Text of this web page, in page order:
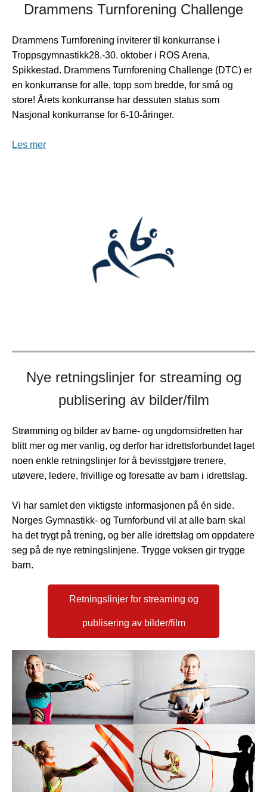
Drammens Turnforening Challenge
Drammens Turnforening inviterer til konkurranse i
Troppsgymnastikk28.-30. oktober i ROS Arena,
Spikkestad. Drammens Turnforening Challenge (DTC) er
en konkurranse for alle, topp som bredde, for små og
store! Årets konkurranse har dessuten status som
Nasjonal konkurranse for 6-10-åringer.
Les mer
Nye retningslinjer for streaming og
publisering av bilder/film
Strømming og bilder av barne- og ungdomsidretten har
blitt mer og mer vanlig, og derfor har idrettsforbundet laget
noen enkle retningslinjer for å bevisstgjøre trenere,
utøvere, ledere, frivillige og foresatte av barn i idrettslag.
Vi har samlet den viktigste informasjonen på én side.
Norges Gymnastikk- og Turnforbund vil at alle barn skal
ha det trygt på trening, og ber alle idrettslag om oppdatere
seg på de nye retningslinjene. Trygge voksen gir trygge
barn.
Retningslinjer for streaming og
publisering av bilder/film